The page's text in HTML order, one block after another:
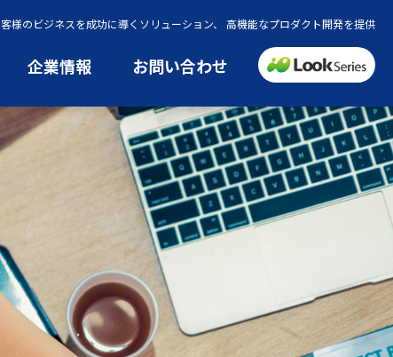
様のビジネスを成功に導くソリューション、 高機能なプロダクト開発を提供
企業情報 お問い合わせ